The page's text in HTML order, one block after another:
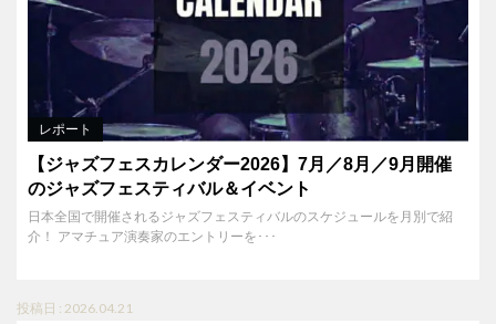
レポート
【ジャズフェスカレンダー2026】7月／8月／9月開催
のジャズフェスティバル＆イベント
日本全国で開催されるジャズフェスティバルのスケジュールを月別で紹
介！ アマチュア演奏家のエントリーを･･･
投稿日 : 2026.04.21